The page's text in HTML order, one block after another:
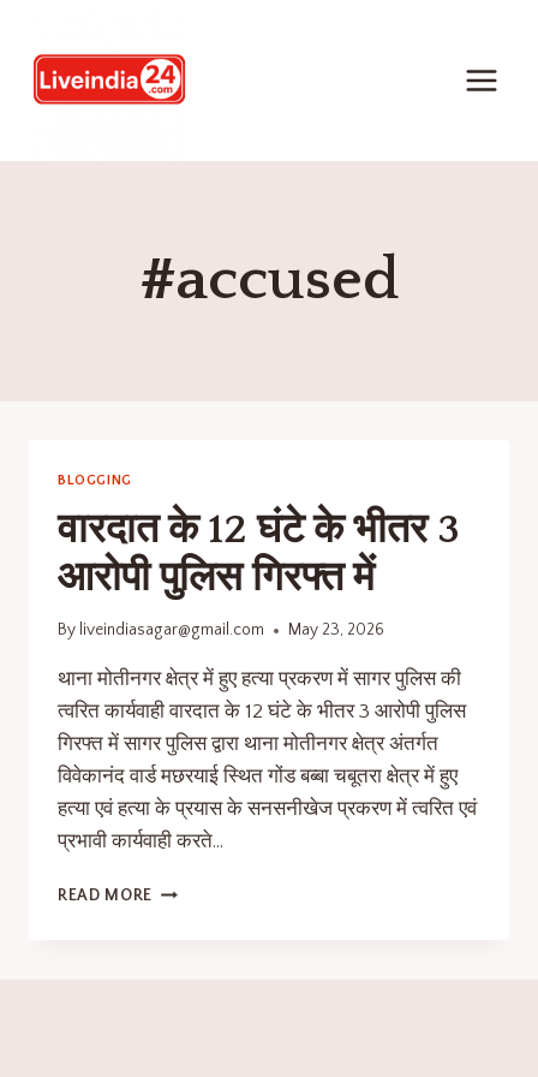
#accused
BLOGGING
वारदात के 12 घंटे के भीतर 3
आरोपी पुलिस गिरफ्त में
By liveindiasagar@gmail.com May 23, 2026
थाना मोतीनगर क्षेत्र में हुए हत्या प्रकरण में सागर पुलिस की
त्वरित कार्यवाही वारदात के 12 घंटे के भीतर 3 आरोपी पुलिस
गिरफ्त में सागर पुलिस द्वारा थाना मोतीनगर क्षेत्र अंतर्गत
विवेकानंद वार्ड मछरयाई स्थित गोंड बब्बा चबूतरा क्षेत्र में हुए
हत्या एवं हत्या के प्रयास के सनसनीखेज प्रकरण में त्वरित एवं
प्रभावी कार्यवाही करते…
READ MORE